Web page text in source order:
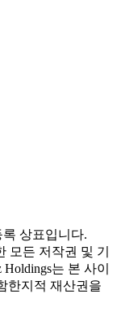
록 상표입니다.
모든 저작권 및 기
는 본 사이
한지적 재산권을